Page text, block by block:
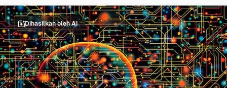
Dihasilkan oleh AI